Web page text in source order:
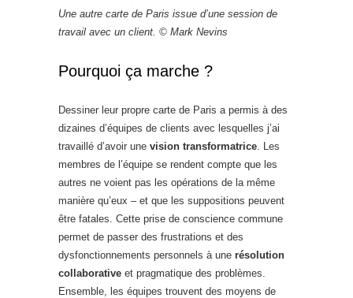
Une autre carte de Paris issue d’une session de
travail avec un client. © Mark Nevins
Pourquoi ça marche ?
Dessiner leur propre carte de Paris a permis à des
dizaines d’équipes de clients avec lesquelles j’ai
travaillé d’avoir une vision transformatrice . Les
membres de l’équipe se rendent compte que les
autres ne voient pas les opérations de la même
manière qu’eux – et que les suppositions peuvent
être fatales. Cette prise de conscience commune
permet de passer des frustrations et des
dysfonctionnements personnels à une résolution
collaborative et pragmatique des problèmes.
Ensemble, les équipes trouvent des moyens de